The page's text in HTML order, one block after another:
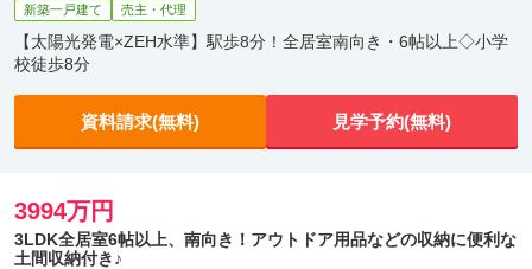
新築一戸建て 売主・代理
【太陽光発電×ZEH水準】駅歩8分！全居室南向き・6帖以上◇小学
校徒歩8分
資料請求(無料) 見学予約(無料)
3994万円
3LDK全居室6帖以上、南向き！アウトドア用品などの収納に便利な
土間収納付き♪